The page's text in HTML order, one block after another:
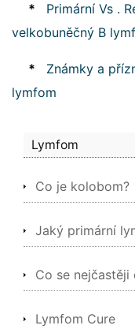
*
Primární Vs .
velkobuněčný B
*
Známky a
lymfom
Lymfom
Co je kolobom?
Jaký primární
Co se
Lymfom Cure